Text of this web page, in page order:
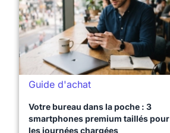
Guide d'achat
Votre bureau dans la poche : 3
smartphones premium taillés pour
les journées chargées